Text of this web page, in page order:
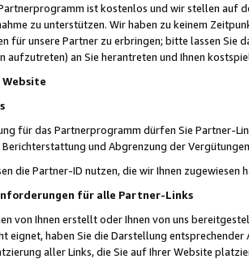
ist kostenlos und wir stellen auf
zu unterstützen. Wir haben zu keinem
für unsere Partner zu erbringen; bitte lassen Sie
aufzutreten) an Sie herantreten und Ihnen
für das Partnerprogramm dürfen Sie Partner-
und Abgrenzung der
die Partner-ID nutzen, die wir Ihnen zugewiesen
für alle Partner-Links
von Ihnen erstellt oder Ihnen von uns
eignet, haben Sie die Darstellung
aller Links, die Sie auf Ihrer Website